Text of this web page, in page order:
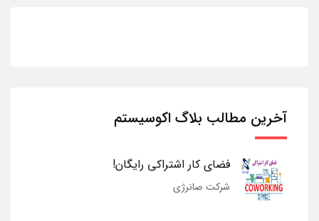
آخرین مطالب بلاگ اکوسیستم
فضای کار اشتراکی رایگان!
شرکت صانرژی